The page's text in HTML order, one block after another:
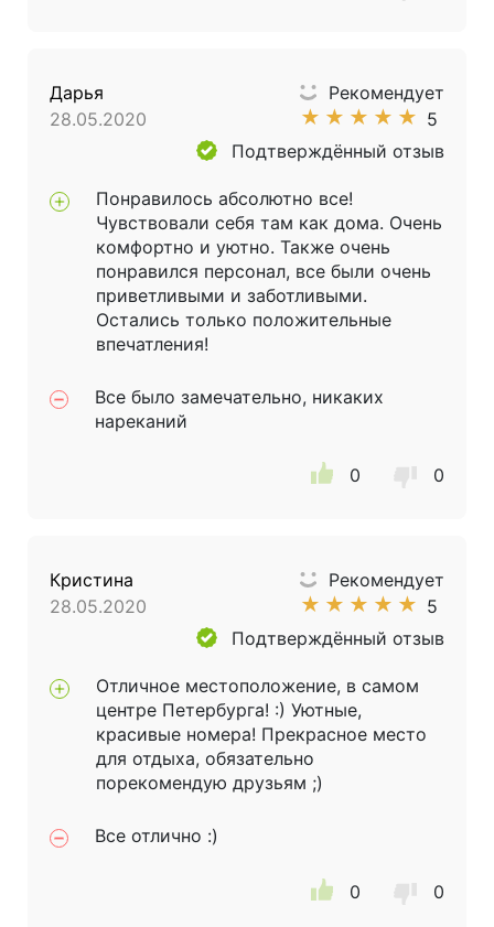
Дарья
28.05.2020
Рекомендует
★ ★ ★ ★ ★ 5
Подтверждённый отзыв
Понравилось абсолютно все!
Чувствовали себя там как дома. Очень
комфортно и уютно. Также очень
понравился персонал, все были очень
приветливыми и заботливыми.
Остались только положительные
впечатления!
Все было замечательно, никаких
нареканий
0 0
Кристина
28.05.2020
Рекомендует
★ ★ ★ ★ ★ 5
Подтверждённый отзыв
Отличное местоположение, в самом
центре Петербурга! :) Уютные,
красивые номера! Прекрасное место
для отдыха, обязательно
порекомендую друзьям ;)
Все отлично :)
0 0